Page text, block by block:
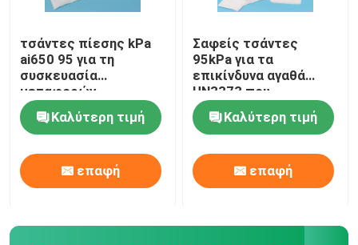
τσάντες πίεσης kPa
ai650 95 για τη
συσκευασία
μεταφορών
δειγμάτων Biohazard
Καλύτερη τιμή
επαφή
Σαφείς τσάντες
95kPa για τα
επικίνδυνα αγαθά
UN3373 που
συσκευάζουν,
τσάντες μεταφορών
δειγμάτων 95kPa
Καλύτερη τιμή
επαφή